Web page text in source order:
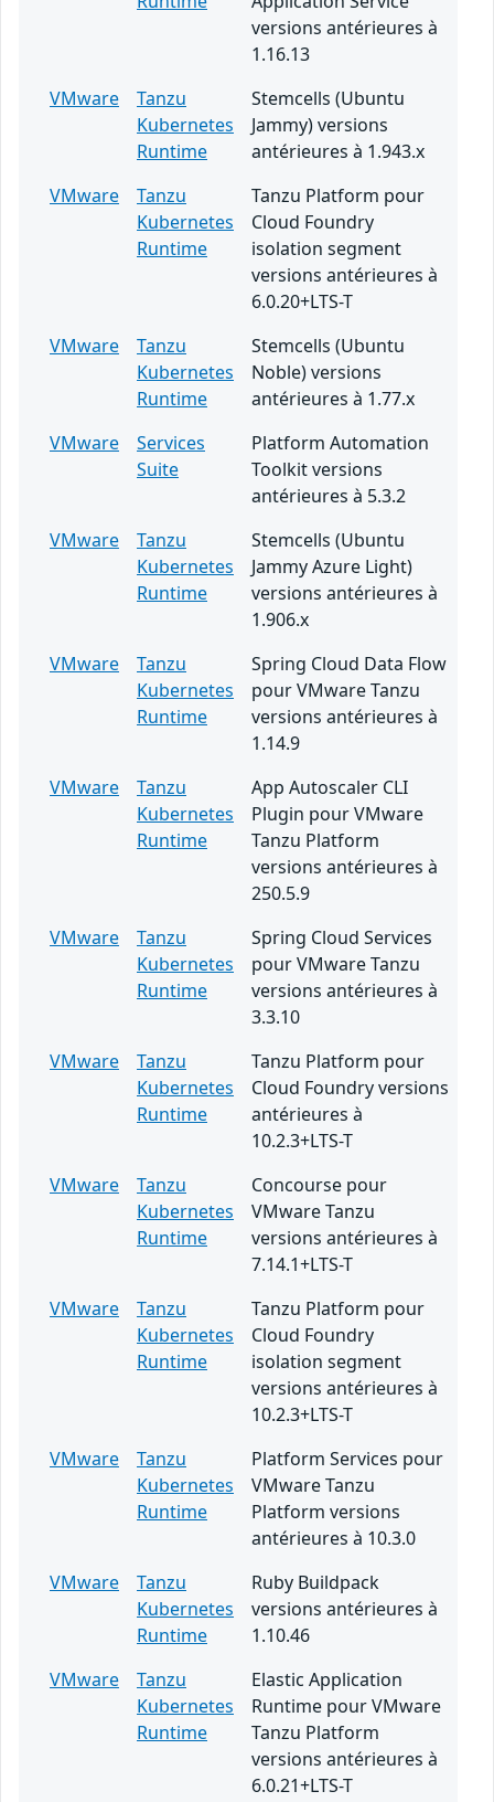
versions antérieures à
1.16.13
VMware
Tanzu
Kubernetes
Runtime
Stemcells (Ubuntu
Jammy) versions
antérieures à 1.943.x
VMware
Tanzu
Kubernetes
Runtime
Tanzu Platform pour
Cloud Foundry
isolation segment
versions antérieures à
6.0.20+LTS-T
VMware
Tanzu
Kubernetes
Runtime
Stemcells (Ubuntu
Noble) versions
antérieures à 1.77.x
VMware
Services
Suite
Platform Automation
Toolkit versions
antérieures à 5.3.2
VMware
Tanzu
Kubernetes
Runtime
Stemcells (Ubuntu
Jammy Azure Light)
versions antérieures à
1.906.x
VMware
Tanzu
Kubernetes
Runtime
Spring Cloud Data Flow
pour VMware Tanzu
versions antérieures à
1.14.9
VMware
Tanzu
Kubernetes
Runtime
App Autoscaler CLI
Plugin pour VMware
Tanzu Platform
versions antérieures à
250.5.9
VMware
Tanzu
Kubernetes
Runtime
Spring Cloud Services
pour VMware Tanzu
versions antérieures à
3.3.10
VMware
Tanzu
Kubernetes
Runtime
Tanzu Platform pour
Cloud Foundry versions
antérieures à
10.2.3+LTS-T
VMware
Tanzu
Kubernetes
Runtime
Concourse pour
VMware Tanzu
versions antérieures à
7.14.1+LTS-T
VMware
Tanzu
Kubernetes
Runtime
Tanzu Platform pour
Cloud Foundry
isolation segment
versions antérieures à
10.2.3+LTS-T
VMware
Tanzu
Kubernetes
Runtime
Platform Services pour
VMware Tanzu
Platform versions
antérieures à 10.3.0
VMware
Tanzu
Kubernetes
Runtime
Ruby Buildpack
versions antérieures à
1.10.46
VMware
Tanzu
Kubernetes
Runtime
Elastic Application
Runtime pour VMware
Tanzu Platform
versions antérieures à
6.0.21+LTS-T